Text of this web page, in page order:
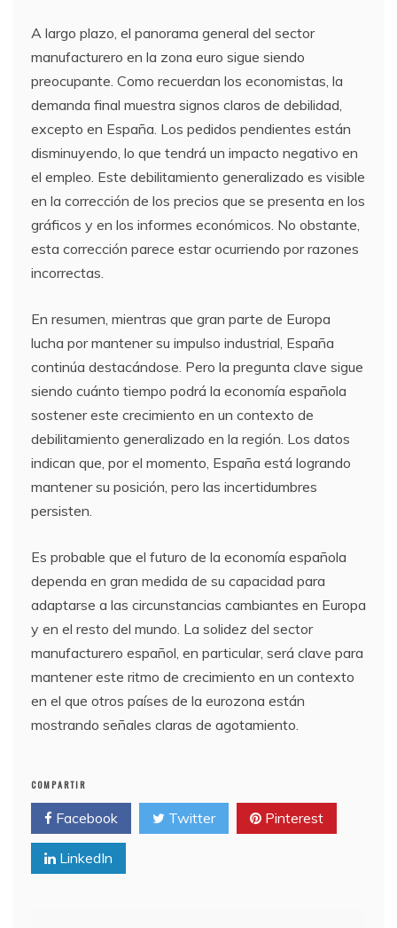
A largo plazo, el panorama general del sector
manufacturero en la zona euro sigue siendo
preocupante. Como recuerdan los economistas, la
demanda final muestra signos claros de debilidad,
excepto en España. Los pedidos pendientes están
disminuyendo, lo que tendrá un impacto negativo en
el empleo. Este debilitamiento generalizado es visible
en la corrección de los precios que se presenta en los
gráficos y en los informes económicos. No obstante,
esta corrección parece estar ocurriendo por razones
incorrectas.
En resumen, mientras que gran parte de Europa
lucha por mantener su impulso industrial, España
continúa destacándose. Pero la pregunta clave sigue
siendo cuánto tiempo podrá la economía española
sostener este crecimiento en un contexto de
debilitamiento generalizado en la región. Los datos
indican que, por el momento, España está logrando
mantener su posición, pero las incertidumbres
persisten.
Es probable que el futuro de la economía española
dependa en gran medida de su capacidad para
adaptarse a las circunstancias cambiantes en Europa
y en el resto del mundo. La solidez del sector
manufacturero español, en particular, será clave para
mantener este ritmo de crecimiento en un contexto
en el que otros países de la eurozona están
mostrando señales claras de agotamiento.
COMPARTIR
Facebook Twitter Pinterest
LinkedIn